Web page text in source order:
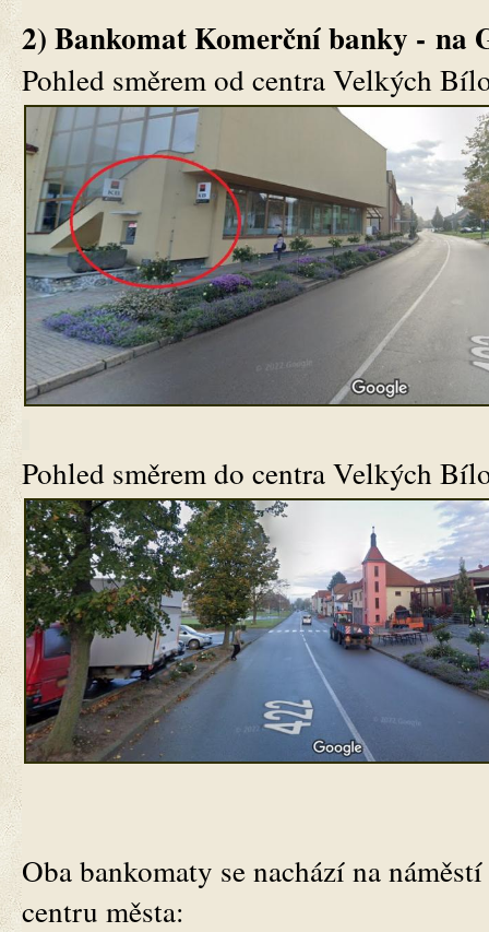
2) Bankomat Komerční banky - na
Pohled směrem od centra Velkých
Pohled směrem do centra Velkých
Oba bankomaty se nachází na
centru města: